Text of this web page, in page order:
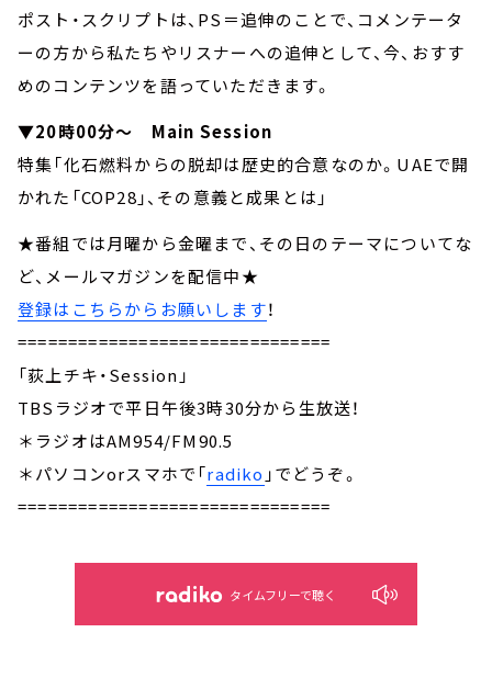
ポスト・スクリプトは、PS＝追伸のことで、コメンテータ
ーの方から私たちやリスナーへの追伸として、今、おすす
めのコンテンツを語っていただきます。
▼20時00分～ Main Session
特集「化石燃料からの脱却は歴史的合意なのか。UAEで開
かれた「COP28」、その意義と成果とは」
★番組では月曜から金曜まで、その日のテーマについてな
ど、メールマガジンを配信中★
登録はこちらからお願いします！
===============================
「荻上チキ・Session」
TBSラジオで平日午後3時30分から生放送！
＊ラジオはAM954/FM90.5
＊パソコンorスマホで「radiko 」でどうぞ。
===============================
タイムフリーで聴く